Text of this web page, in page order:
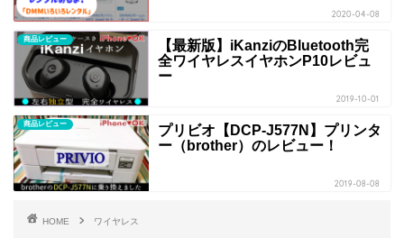
2020-04-08
商品レビュー
【最新版】iKanziのBluetooth完
全ワイヤレスイヤホンP10レビュ
ー
2019-10-01
商品レビュー
プリビオ【DCP-J577N】プリンタ
ー（brother）のレビュー！
2019-08-08
HOME ワイヤレス